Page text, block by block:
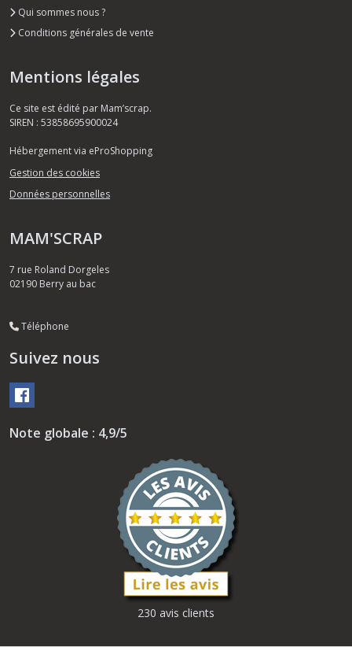
Qui sommes nous ?
Conditions générales de vente
Mentions légales
Ce site est édité par Mam’scrap.
SIREN : 53858695900024
Hébergement via eProShopping
Gestion des cookies
Données personnelles
MAM'SCRAP
7 rue Roland Dorgeles
02190 Berry au bac
Téléphone
Suivez nous
Note globale : 4,9/5
230 avis clients